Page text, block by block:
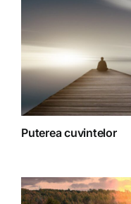
Puterea cuvintelor